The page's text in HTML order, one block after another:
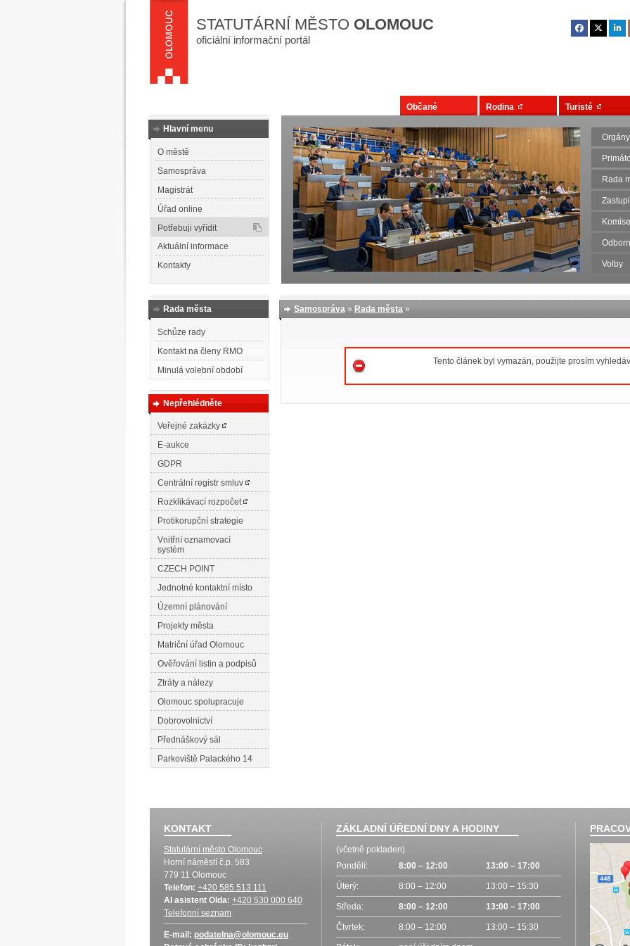
STATUTÁRNÍ MĚSTO OLOMOUC
oficiální informační portál
Hlavní menu
O městě
Samospráva
Magistrát
Úřad online
Potřebuji vyřídit
Aktuální informace
Kontakty
Občané Rodina Turisté
Rada
Volby
Rada města
Schůze rady
Kontakt na členy RMO
Minulá volební období
Nepřehlédněte
Veřejné zakázky
E-aukce
GDPR
Centrální registr smluv
Rozklikávací rozpočet
Protikorupční strategie
Vnitřní oznamovací
systém
CZECH POINT
Jednotné kontaktní místo
Územní plánování
Projekty města
Matriční úřad Olomouc
Ověřování listin a podpisů
Ztráty a nálezy
Olomouc spolupracuje
Dobrovolnictví
Přednáškový sál
Parkoviště Palackého 14
Samospráva » Rada města »
Tento článek byl vymazán, použijte prosím
KONTAKT
Statutární město Olomouc
Horní náměstí č.p. 583
779 11 Olomouc
Telefon: +420 585 513 111
AI asistent Olda: +420 530 000 640
Telefonní seznam
E-mail: podatelna@olomouc.eu
ZÁKLADNÍ ÚŘEDNÍ DNY A HODINY
(včetně pokladen)
Pondělí:
8:00 – 12:00 13:00 – 17:00
Úterý: 8:00 – 12:00 13:00 – 15:30
Středa: 8:00 – 12:00 13:00 – 17:00
Čtvrtek: 8:00 – 12:00 13:00 – 15:30